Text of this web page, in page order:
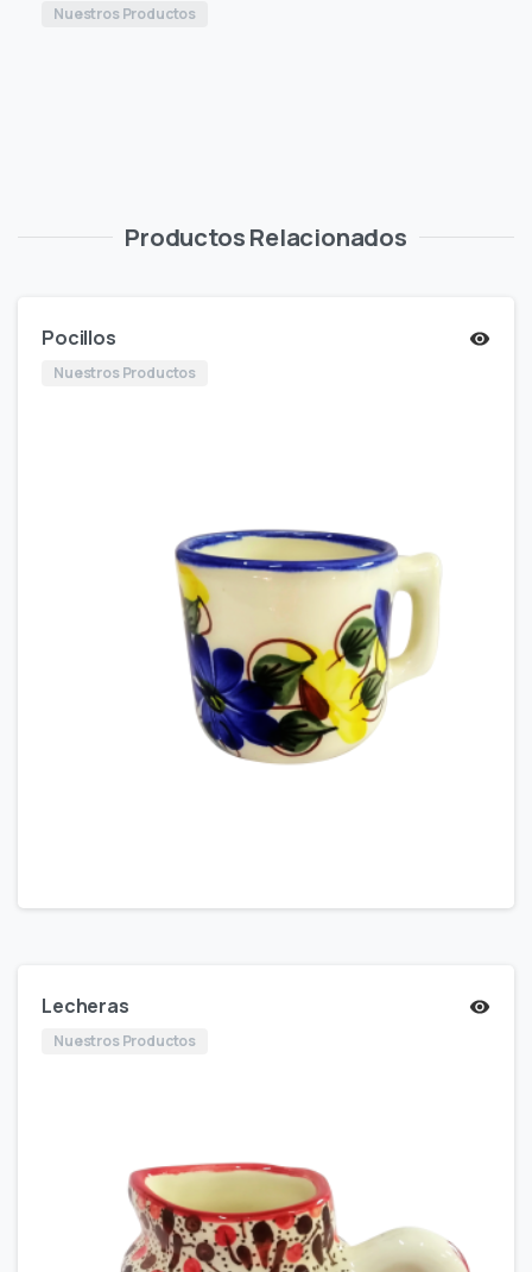
Nuestros Productos
Productos Relacionados
Pocillos
Nuestros Productos
Lecheras
Nuestros Productos